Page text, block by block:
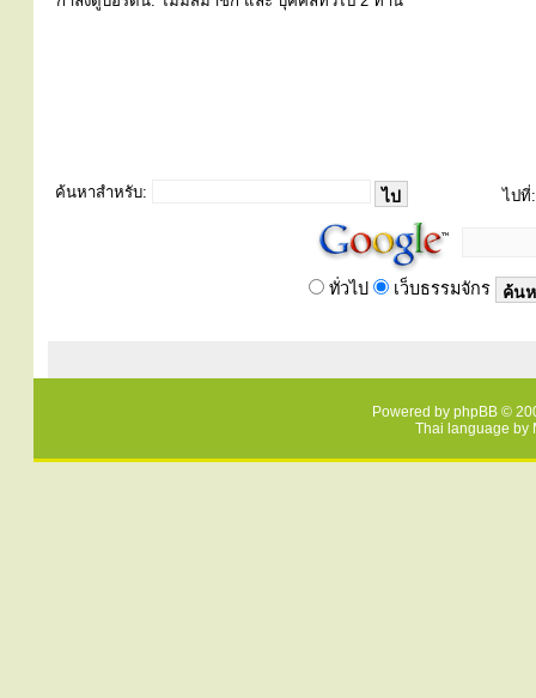
ค้นหาสำหรับ: ไปที่:
ทั่วไป เว็บธรรมจักร
Powered by phpBB ©
Thai language by